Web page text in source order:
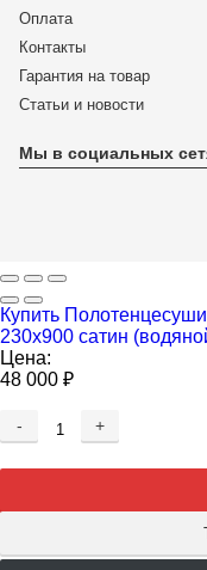
Оплата
Контакты
Гарантия на товар
Статьи и новости
Мы в социальных
Купить
230х900 сатин
Цена:
48 000 ₽
-
+